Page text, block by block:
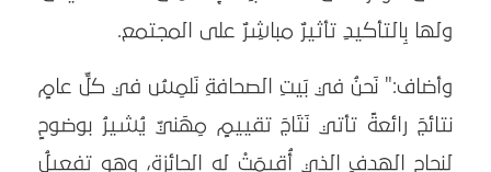
ولها بِالتأكيدِ تأثيرٌ مباشِرٌ على المجتمع.
وأضاف:" نَحنُ في بَيتِ الصحافةِ نَلمِسُ في كلِّ عامٍ
نتائجَ رائعةً تأتي نَتَاجَ تقييمٍ مِهَنيّ يُشيرُ بوضوحٍ
لنجاحِ الهدفِ الذي أُقيمَتْ له الجائزة، وهو تفعيلُ